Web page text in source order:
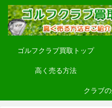
ゴルフクラブ買取トップ
高く売る方法
クラブ